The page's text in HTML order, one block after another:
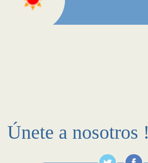
Únete a nosotros !